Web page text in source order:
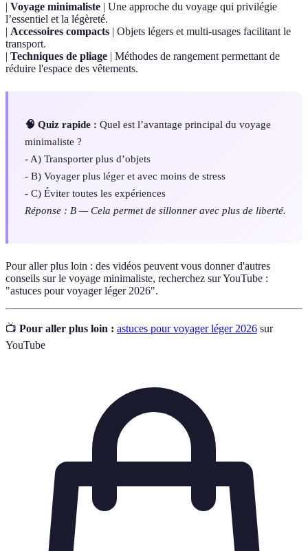
| Voyage minimaliste | Une approche du voyage qui privilégie
l’essentiel et la légèreté.
| Accessoires compacts | Objets légers et multi-usages facilitant le
transport.
| Techniques de pliage | Méthodes de rangement permettant de
réduire l'espace des vêtements.
🧠 Quiz rapide : Quel est l’avantage principal du voyage
minimaliste ?
- A) Transporter plus d’objets
- B) Voyager plus léger et avec moins de stress
- C) Éviter toutes les expériences
Réponse : B — Cela permet de sillonner avec plus de liberté.
Pour aller plus loin : des vidéos peuvent vous donner d'autres
conseils sur le voyage minimaliste, recherchez sur YouTube :
"astuces pour voyager léger 2026".
📺 Pour aller plus loin : astuces pour voyager léger 2026 sur
YouTube